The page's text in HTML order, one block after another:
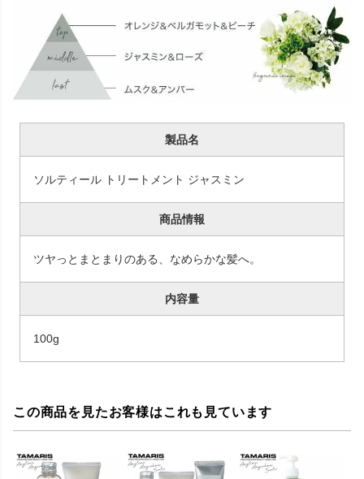
製品名
ソルティール トリートメント ジャスミン
商品情報
ツヤっとまとまりのある、なめらかな髪へ。
内容量
100g
この商品を見たお客様はこれも見ています